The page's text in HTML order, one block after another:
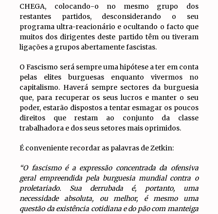
CHEGA, colocando-o no mesmo grupo dos
restantes partidos, desconsiderando o seu
programa ultra-reacionário e ocultando o facto que
muitos dos dirigentes deste partido têm ou tiveram
ligações a grupos abertamente fascistas.
O Fascismo será sempre uma hipótese a ter em conta
pelas elites burguesas enquanto vivermos no
capitalismo. Haverá sempre sectores da burguesia
que, para recuperar os seus lucros e manter o seu
poder, estarão dispostos a tentar esmagar os poucos
direitos que restam ao conjunto da classe
trabalhadora e dos seus setores mais oprimidos.
É conveniente recordar as palavras de Zetkin:
“O fascismo é a expressão concentrada da ofensiva
geral empreendida pela burguesia mundial contra o
proletariado. Sua derrubada é, portanto, uma
necessidade absoluta, ou melhor, é mesmo uma
questão da existência cotidiana e do pão com manteiga